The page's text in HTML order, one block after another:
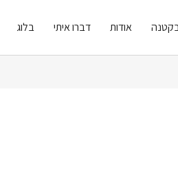
אודות דברו איתי בלוג